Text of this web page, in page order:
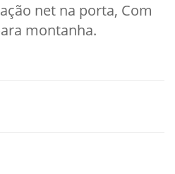
net na porta, Com
montanha.